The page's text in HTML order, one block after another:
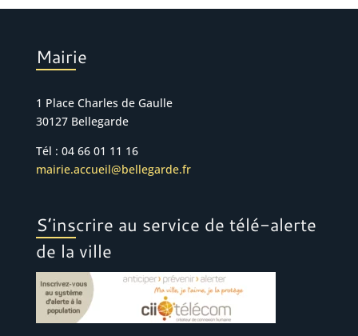
Mairie
1 Place Charles de Gaulle
30127 Bellegarde
Tél : 04 66 01 11 16
mairie.accueil@bellegarde.fr
S’inscrire au service de télé-alerte
de la ville